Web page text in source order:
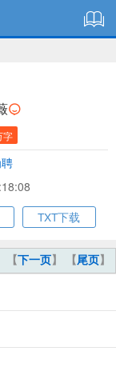
字
TXT下载
【下一页】 【尾页】